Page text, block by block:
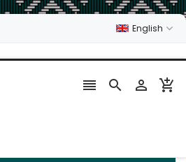
English
   